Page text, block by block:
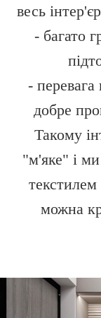
весь
- багато
- перевага
добре
Такому
"м'яке" і ми
можна